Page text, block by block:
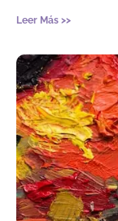
Leer Más >>